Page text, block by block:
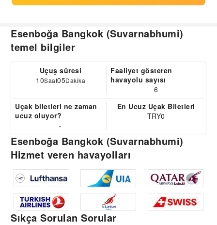
Esenboğa Bangkok (Suvarnabhumi)
temel bilgiler
Uçuş süresi
10Saat05Dakika
Faaliyet gösteren
havayolu sayısı
6
Uçak biletleri ne zaman
ucuz oluyor?
-
En Ucuz Uçak Biletleri
TRY0
Esenboğa Bangkok (Suvarnabhumi)
Hizmet veren havayolları
Sıkça Sorulan Sorular